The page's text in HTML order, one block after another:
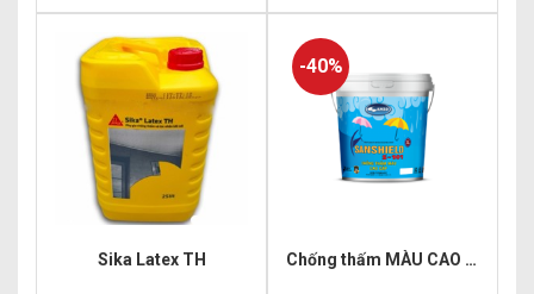
Sika Latex TH
-40%
Chống thấm MÀU CAO CẤP S101